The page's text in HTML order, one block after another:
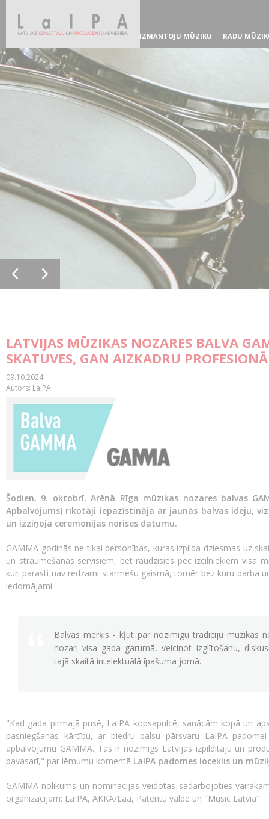
IZMANTOJU MŪZIKU RADU
LATVIJAS MŪZIKAS NOZARES BALVA
SKATUVES, GAN AIZKADRU
09.10.2024
Autors: LaIPA
Šodien, 9. oktobrī, Arēnā Rīga mūzikas nozares balvas
Apbalvojums) rīkotāji iepazīstināja ar jaunās balvas ideju,
un izziņoja ceremonijas norises datumu.
GAMMA godinās ne tikai personības, kuras izpilda dziesmas uz
un straumēšanas servisiem, bet raudzīsies pēc izcilniekiem visā
kuri parasti nav redzami starmešu gaismā, tomēr bez kuru darba
iedomājami.
Balvas mērķis - kļūt par nozīmīgu tradīciju mūzikas
nozari visa gada garumā, veicinot izglītošanu,
tajā skaitā intelektuālā īpašuma jomā.
"Kad gada pirmajā pusē, LaIPA kopsapulcē, sanācām kopā un
pasniegšanas kārtību, ar biedru balsu pārsvaru LaIPA
apbalvojumu GAMMA. Tas ir nozīmīgs Latvijas izpildītāju un
pavasarī," par lēmumu komentē LaIPA padomes loceklis un
GAMMA nolikums un nominācijas veidotas sadarbojoties
organizācijām: LaIPA, AKKA/Laa, Patentu valde un "Music Latvia".